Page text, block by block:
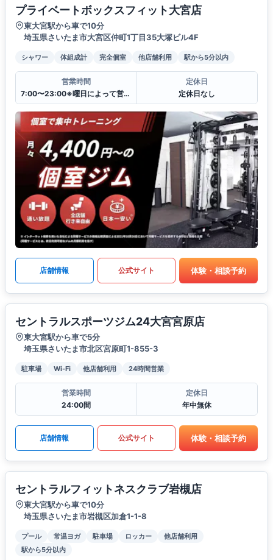
プライベートボックスフィット大宮店
東大宮駅から車で10分
埼玉県さいたま市大宮区仲町1丁目35大塚ビル4F
シャワー 体組成計 完全個室 他店舗利用 駅から5分以内
営業時間
7:00〜23:00※曜日によって営業時間が異なる場合がございます.
定休日
定休日なし
店舗情報 公式サイト 体験・相談予約
セントラルスポーツジム24大宮宮原店
東大宮駅から車で5分
埼玉県さいたま市北区宮原町1-855-3
駐車場 Wi-Fi 他店舗利用 24時間営業
営業時間
24:00間
定休日
年中無休
店舗情報 公式サイト 体験・相談予約
セントラルフィットネスクラブ岩槻店
東大宮駅から車で10分
埼玉県さいたま市岩槻区加倉1-1-8
プール 常温ヨガ 駐車場 ロッカー
他店舗利用
駅から5分以内